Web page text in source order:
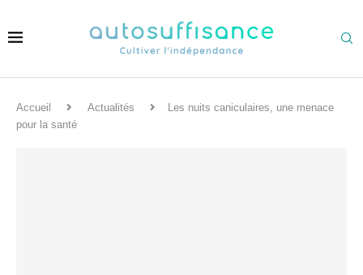
Accueil Actualités
Les nuits caniculaires, une menace
pour la santé